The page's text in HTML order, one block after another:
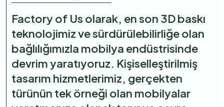
Factory of Us olarak, en son 3D baskı
teknolojimiz ve sürdürülebilirliğe olan
bağlılığımızla mobilya endüstrisinde
devrim yaratıyoruz. Kişiselleştirilmiş
tasarım hizmetlerimiz, gerçekten
türünün tek örneği olan mobilyalar